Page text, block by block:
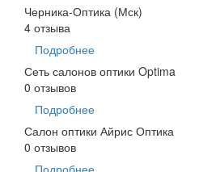
Черника-Оптика (Мск)
4 отзыва
Подробнее
Сеть салонов оптики Optima
0 отзывов
Подробнее
Салон оптики Айрис Оптика
0 отзывов
Подробнее